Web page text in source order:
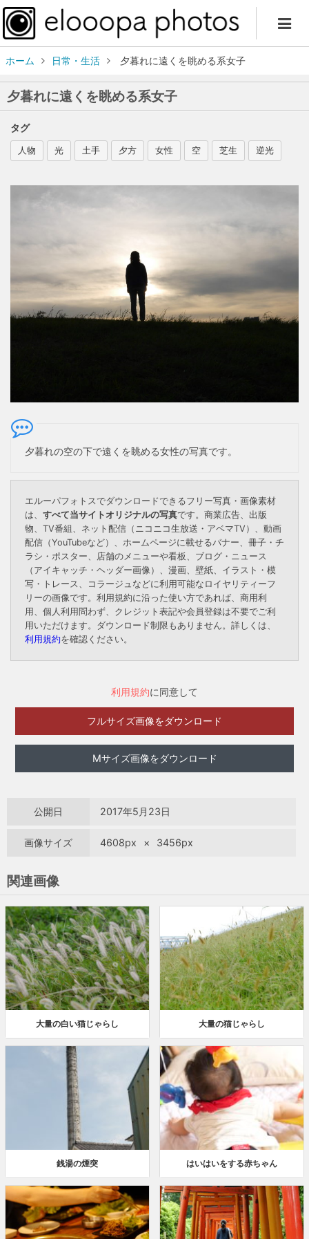
ホーム 日常・生活 夕暮れに遠くを眺める系女子
夕暮れに遠くを眺める系女子
タグ
人物 光 土手 夕方 女性 空 芝生 逆光
夕暮れの空の下で遠くを眺める女性の写真です。
エルーパフォトスでダウンロードできるフリー写真・画像素材
は、 すべて当サイトオリジナルの写真です。商業広告、出版
物、TV番組、ネット配信（ニコニコ生放送・アベマTV）、動画
配信（YouTubeなど）、ホームページに載せるバナー、冊子・チ
ラシ・ポスター、店舗のメニューや看板、ブログ・ニュース
（アイキャッチ・ヘッダー画像）、漫画、壁紙、イラスト・模
写・トレース、コラージュなどに利用可能なロイヤリティーフ
リーの画像です。利用規約に沿った使い方であれば、商用利
用、個人利用問わず、クレジット表記や会員登録は不要でご利
用いただけます。ダウンロード制限もありません。詳しくは、
利用規約を確認ください。
利用規約に同意して
フルサイズ画像をダウンロード
Mサイズ画像をダウンロード
公開日 2017年5月23日
画像サイズ 4608px × 3456px
関連画像
大量の白い猫じゃらし 大量の猫じゃらし
銭湯の煙突 はいはいをする赤ちゃん